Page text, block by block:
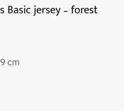
Basic jersey – forest
cm